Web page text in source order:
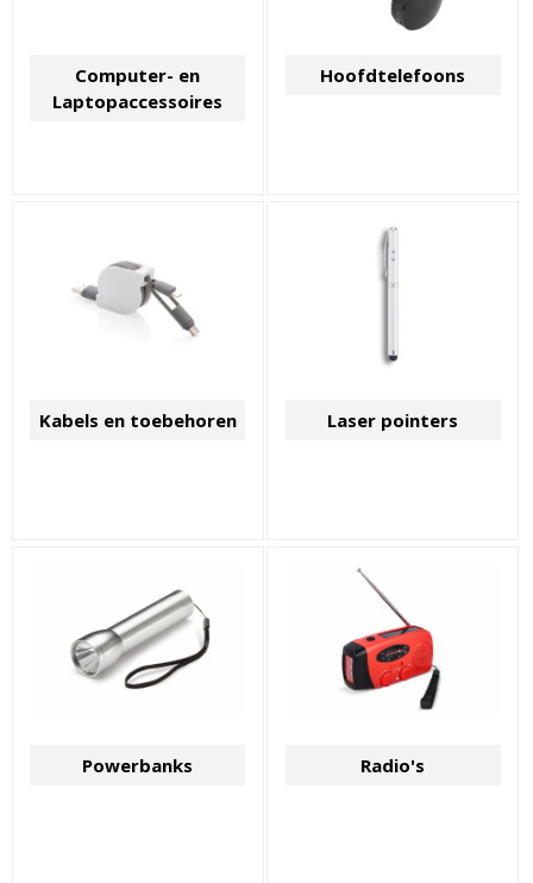
Computer- en
Laptopaccessoires
Hoofdtelefoons
Kabels en toebehoren Laser pointers
Powerbanks Radio's